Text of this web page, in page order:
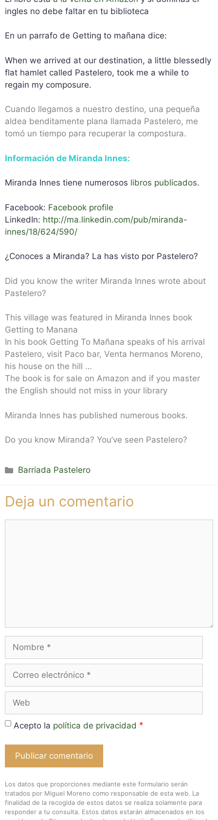
ingles no debe faltar en tu biblioteca
En un parrafo de Getting to mañana dice:
When we arrived at our destination, a little blessedly
flat hamlet called Pastelero, took me a while to
regain my composure.
Cuando llegamos a nuestro destino, una pequeña
aldea benditamente plana llamada Pastelero, me
tomó un tiempo para recuperar la compostura.
Información de Miranda Innes:
Miranda Innes tiene numerosos libros publicados.
Facebook: Facebook profile
LinkedIn: http://ma.linkedin.com/pub/miranda-
innes/18/624/590/
¿Conoces a Miranda? La has visto por Pastelero?
Did you know the writer Miranda Innes wrote about
Pastelero?
This village was featured in Miranda Innes book
Getting to Manana
In his book Getting To Mañana speaks of his arrival
Pastelero, visit Paco bar, Venta hermanos Moreno,
his house on the hill …
The book is for sale on Amazon and if you master
the English should not miss in your library
Miranda Innes has published numerous books.
Do you know Miranda? You’ve seen Pastelero?
Categorías
Barriada Pastelero
Deja un comentario
Nombre
Correo
Web
Acepto la política de privacidad *
Los datos que proporciones mediante este formulario serán
tratados por Miguel Moreno como responsable de esta web. La
finalidad de la recogida de estos datos se realiza solamente para
responder a tu consulta. Estos datos estarán almacenados en los